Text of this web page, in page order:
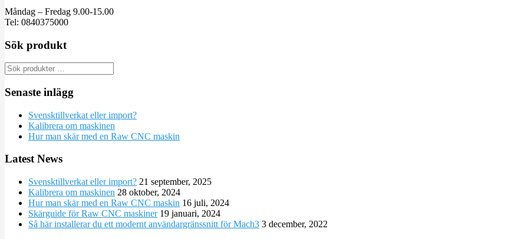
Måndag – Fredag 9.00-15.00
Tel: 0840375000
Sök produkt
Senaste inlägg
Svensktillverkat eller import?
Kalibrera om maskinen
Hur man skär med en Raw CNC maskin
Latest News
Svensktillverkat eller import? 21 september, 2025
Kalibrera om maskinen 28 oktober, 2024
Hur man skär med en Raw CNC maskin 16 juli, 2024
Skärguide för Raw CNC maskiner 19 januari, 2024
Så här installerar du ett modernt användargränssnitt för Mach3 3 december, 2022